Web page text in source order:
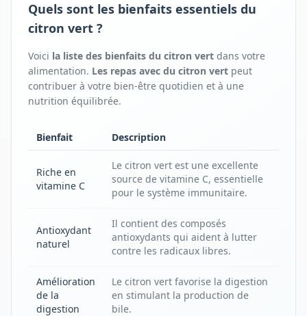
Quels sont les bienfaits essentiels du
citron vert ?
Voici la liste des bienfaits du citron vert dans votre
alimentation. Les repas avec du citron vert peut
contribuer à votre bien-être quotidien et à une
nutrition équilibrée.
Bienfait Description
Riche en
vitamine C
Le citron vert est une excellente
source de vitamine C, essentielle
pour le système immunitaire.
Antioxydant
naturel
Il contient des composés
antioxydants qui aident à lutter
contre les radicaux libres.
Amélioration
de la
digestion
Le citron vert favorise la digestion
en stimulant la production de
bile.